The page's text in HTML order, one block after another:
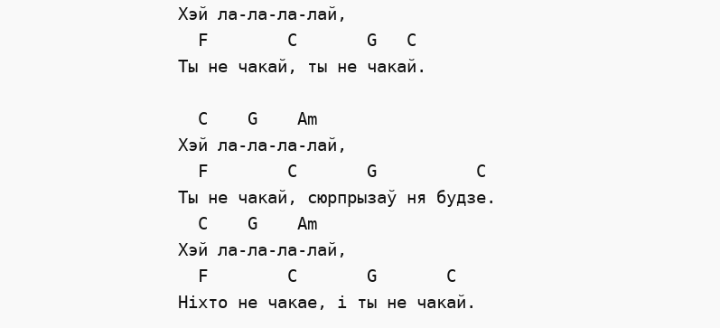
Хэй ла-ла-ла-лай,
  F        C       G   C
Ты не чакай, ты не чакай.
  C    G    Am
Хэй ла-ла-ла-лай,
  F        C       G          C
Ты не чакай, сюрпрызаў ня будзе.
  C    G    Am
Хэй ла-ла-ла-лай,
  F        C       G       C